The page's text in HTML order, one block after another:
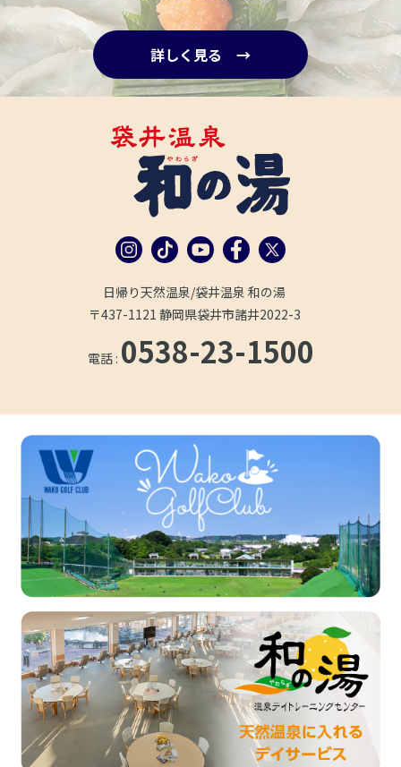
詳しく見る →
日帰り天然温泉/袋井温泉 和の湯
〒437-1121 静岡県袋井市諸井2022-3
電話 : 0538-23-1500